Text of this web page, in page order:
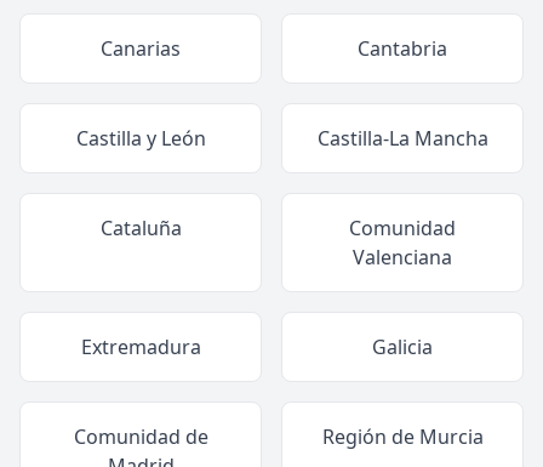
Canarias Cantabria
Castilla y León Castilla-La Mancha
Cataluña
Comunidad
Valenciana
Extremadura Galicia
Comunidad de
Región de Murcia